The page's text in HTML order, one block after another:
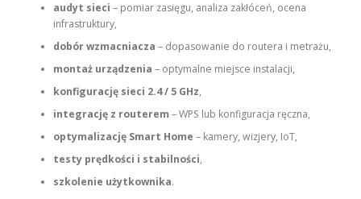
audyt sieci – pomiar zasięgu, analiza zakłóceń, ocena
infrastruktury,
dobór wzmacniacza – dopasowanie do routera i metrażu,
montaż urządzenia – optymalne miejsce instalacji,
konfigurację sieci 2.4 / 5 GHz,
integrację z routerem – WPS lub konfiguracja ręczna,
optymalizację Smart Home – kamery, wizjery, IoT,
testy prędkości i stabilności,
szkolenie użytkownika.